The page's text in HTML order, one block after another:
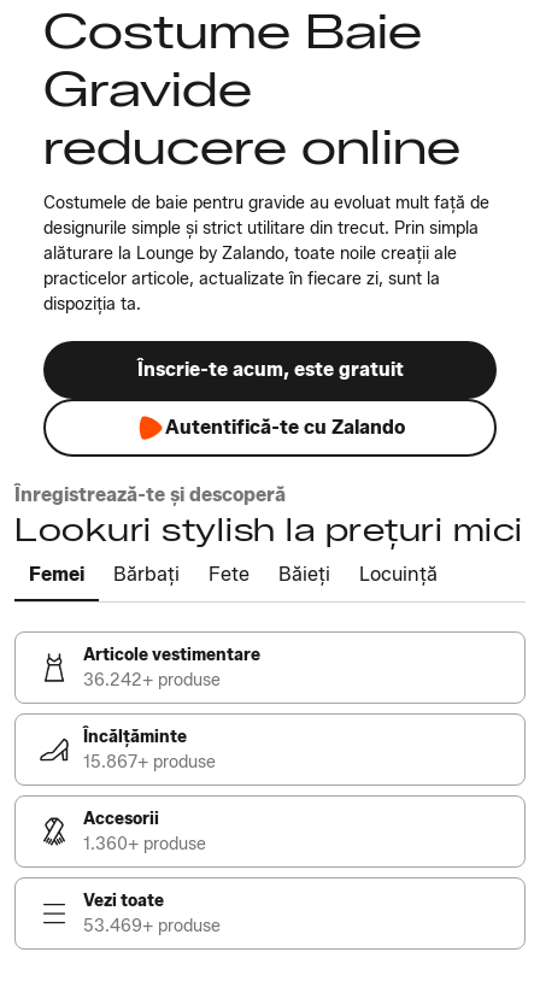
Costume Baie
Gravide
reducere online
Costumele de baie pentru gravide au evoluat mult față de
designurile simple și strict utilitare din trecut. Prin simpla
alăturare la Lounge by Zalando, toate noile creații ale
practicelor articole, actualizate în fiecare zi, sunt la
dispoziția ta.
Înscrie-te acum, este gratuit
Autentifică-te cu Zalando
Înregistrează-te și descoperă
Lookuri stylish la prețuri mici
Femei Bărbați Fete Băieți Locuință
Articole vestimentare
36.242+ produse
Încălțăminte
15.867+ produse
Accesorii
1.360+ produse
Vezi toate
53.469+ produse